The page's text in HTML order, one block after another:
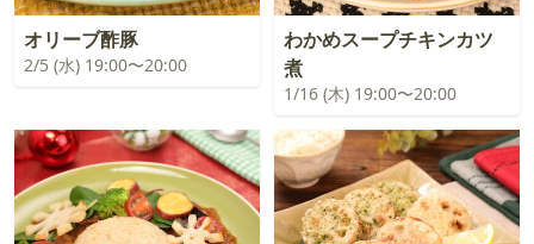
オリーブ酢豚
2/5 (水) 19:00〜20:00
わかめスープチキンカツ
煮
1/16 (木) 19:00〜20:00